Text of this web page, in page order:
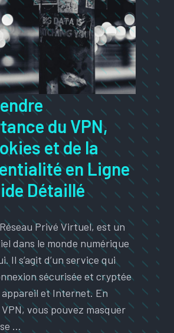
du VPN,
et de la
en Ligne
Détaillé
Privé Virtuel, est un
dans le monde numérique
Il s’agit d’un service qui
sécurisée et cryptée
et Internet. En
vous pouvez masquer
…